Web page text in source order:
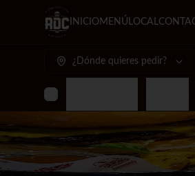
INICIOMENÚ LOCAL
¿Dónde quieres pedir?